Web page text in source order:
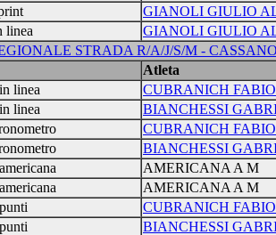
GIANOLI GIULIO
linea
GIANOLI GIULIO
STRADA R/A/J/S/M -
Atleta
linea
CUBRANICH FABIO
linea
BIANCHESSI
CUBRANICH FABIO
BIANCHESSI
AMERICANA A M
AMERICANA A M
CUBRANICH FABIO
BIANCHESSI